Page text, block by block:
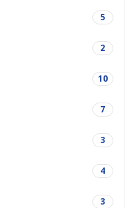
5
2
10
7
3
4
3